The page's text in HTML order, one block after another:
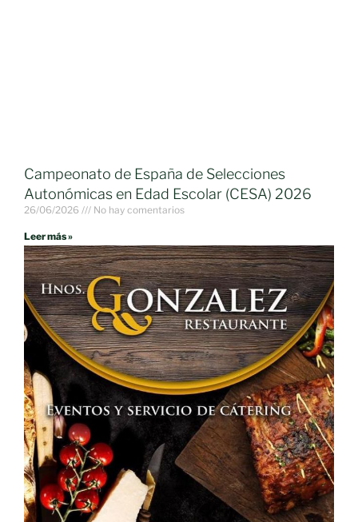
Campeonato de España de Selecciones
Autonómicas en Edad Escolar (CESA) 2026
26/06/2026 No hay comentarios
Leer más »